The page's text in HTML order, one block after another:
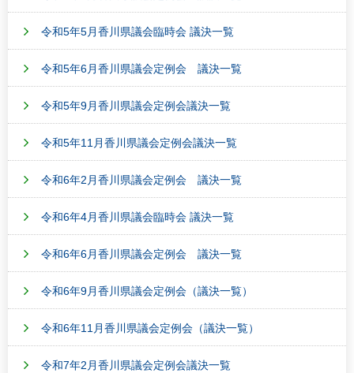
令和5年5月香川県議会臨時会 議決一覧
令和5年6月香川県議会定例会 議決一覧
令和5年9月香川県議会定例会議決一覧
令和5年11月香川県議会定例会議決一覧
令和6年2月香川県議会定例会 議決一覧
令和6年4月香川県議会臨時会 議決一覧
令和6年6月香川県議会定例会 議決一覧
令和6年9月香川県議会定例会（議決一覧）
令和6年11月香川県議会定例会（議決一覧）
令和7年2月香川県議会定例会議決一覧